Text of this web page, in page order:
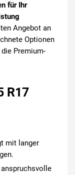
für Ihr
Angebot an
Optionen
Premium-
R17
mit langer